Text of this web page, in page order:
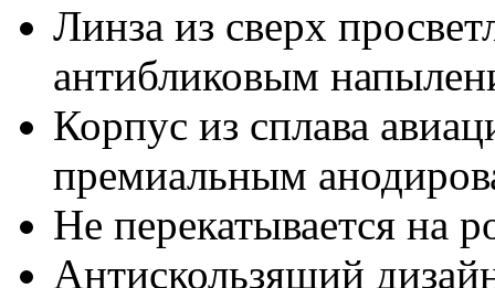
Линза из сверх
антибликовым
Корпус из сплава
премиальным
Не перекатывается на
Антискользящий